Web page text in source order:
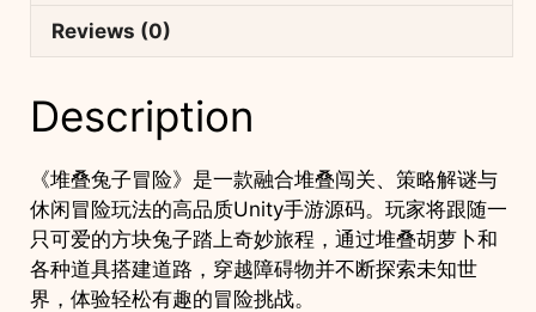
项
支
持
安
卓
iOS
Reviews (0)
Description
《堆叠兔子冒险》是一款融合堆叠闯关、策略解谜与
休闲冒险玩法的高品质Unity手游源码。玩家将跟随一
只可爱的方块兔子踏上奇妙旅程，通过堆叠胡萝卜和
各种道具搭建道路，穿越障碍物并不断探索未知世
界，体验轻松有趣的冒险挑战。